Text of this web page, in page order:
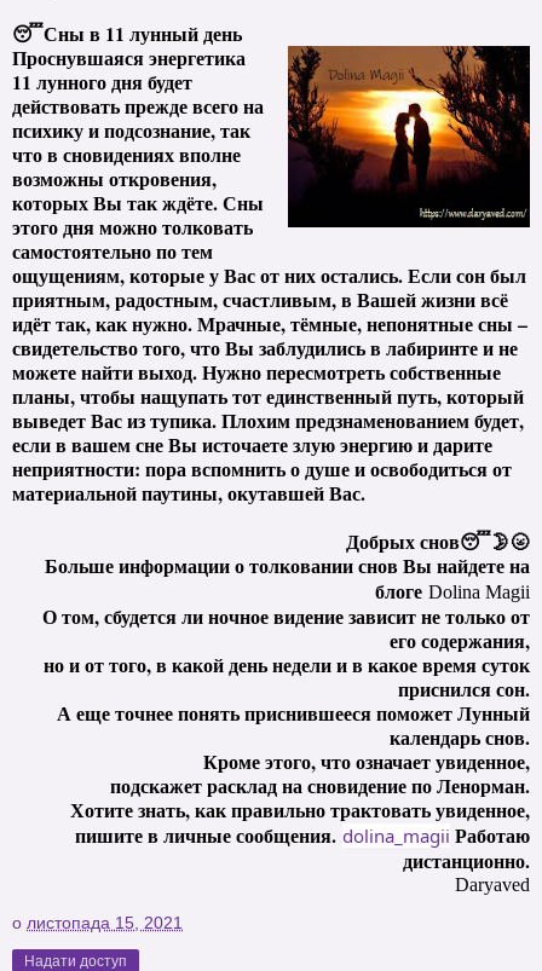
😴Сны в 11 лунный день
Проснувшаяся энергетика
11 лунного дня будет
действовать прежде всего на
психику и подсознание, так
что в сновидениях вполне
возможны откровения,
которых Вы так ждёте. Сны
этого дня можно толковать
самостоятельно по тем
ощущениям, которые у Вас от них остались. Если сон был
приятным, радостным, счастливым, в Вашей жизни всё
идёт так, как нужно. Мрачные, тёмные, непонятные сны –
свидетельство того, что Вы заблудились в лабиринте и не
можете найти выход. Нужно пересмотреть собственные
планы, чтобы нащупать тот единственный путь, который
выведет Вас из тупика. Плохим предзнаменованием будет,
если в вашем сне Вы источаете злую энергию и дарите
неприятности: пора вспомнить о душе и освободиться от
материальной паутины, окутавшей Вас.
Добрых снов😴🌛🌝
Больше информации о толковании снов Вы найдете на
блоге Dolina Magii
О том, сбудется ли ночное видение зависит не только от
его содержания,
но и от того, в какой день недели и в какое время суток
приснился сон.
А еще точнее понять приснившееся поможет Лунный
календарь снов.
Кроме этого, что означает увиденное,
подскажет расклад на сновидение по Ленорман.
Хотите знать, как правильно трактовать увиденное,
пишите в личные сообщения. dolina_magii Работаю
дистанционно.
Daryaved
о листопада 15, 2021
Надати доступ